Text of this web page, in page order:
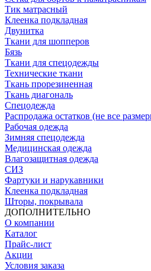
Тик матрасный
Клеенка подкладная
Двунитка
Ткани для шопперов
Бязь
Ткани для спецодежды
Технические ткани
Ткань прорезиненная
Ткань диагональ
Спецодежда
Распродажа остатков (не все
Рабочая одежда
Зимняя спецодежда
Медицинская одежда
Влагозащитная одежда
СИЗ
Фартуки и нарукавники
Клеенка подкладная
Шторы, покрывала
ДОПОЛНИТЕЛЬНО
О компании
Каталог
Прайс-лист
Акции
Условия заказа